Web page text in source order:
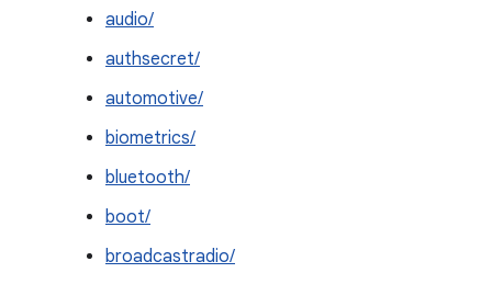
audio/
authsecret/
automotive/
biometrics/
bluetooth/
boot/
broadcastradio/